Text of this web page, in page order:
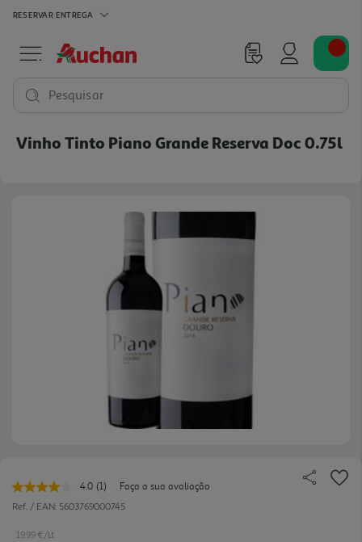
RESERVAR ENTREGA
Pesquisar
Vinho Tinto Piano Grande Reserva Doc 0.75l
4.0 Leu
uma
(1)
Faça a sua avaliação
Ref. / EAN: 5603769000745
19.99 €/Lt